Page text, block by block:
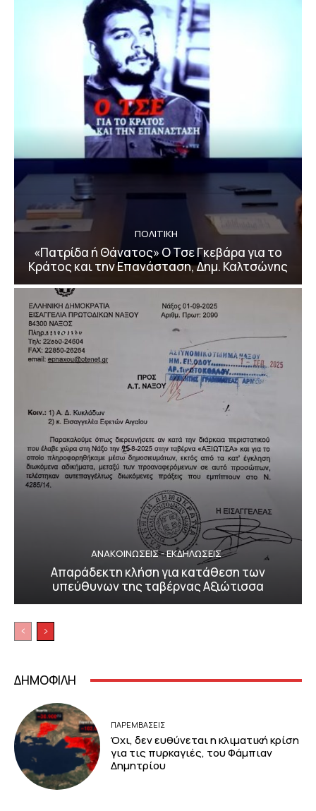
ΠΟΛΙΤΙΚΗ
«Πατρίδα ή Θάνατος» Ο Τσε Γκεβάρα για το
Κράτος και την Επανάσταση, Δημ. Καλτσώνης
ΑΝΑΚΟΙΝΩΣΕΙΣ - ΕΚΔΗΛΩΣΕΙΣ
Απαράδεκτη κλήση για κατάθεση των
υπεύθυνων της ταβέρνας Αξιώτισσα
ΔΗΜΟΦΙΛΗ
ΠΑΡΕΜΒΑΣΕΙΣ
Όχι, δεν ευθύνεται η κλιματική κρίση
για τις πυρκαγιές, του Φάμπιαν
Δημητρίου